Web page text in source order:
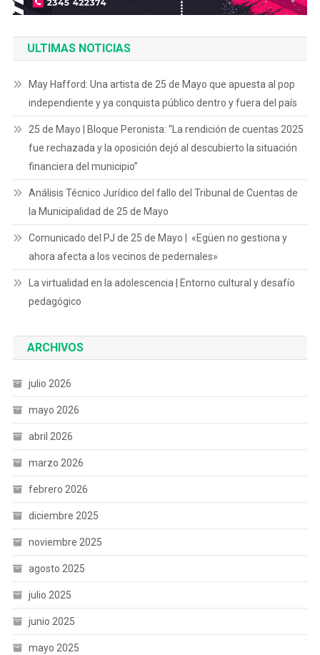
ULTIMAS NOTICIAS
May Hafford: Una artista de 25 de Mayo que apuesta al pop
independiente y ya conquista público dentro y fuera del país
25 de Mayo | Bloque Peronista: “La rendición de cuentas 2025
fue rechazada y la oposición dejó al descubierto la situación
financiera del municipio”
Análisis Técnico Jurídico del fallo del Tribunal de Cuentas de
la Municipalidad de 25 de Mayo
Comunicado del PJ de 25 de Mayo | «Egüen no gestiona y
ahora afecta a los vecinos de pedernales»
La virtualidad en la adolescencia | Entorno cultural y desafío
pedagógico
ARCHIVOS
julio 2026
mayo 2026
abril 2026
marzo 2026
febrero 2026
diciembre 2025
noviembre 2025
agosto 2025
julio 2025
junio 2025
mayo 2025